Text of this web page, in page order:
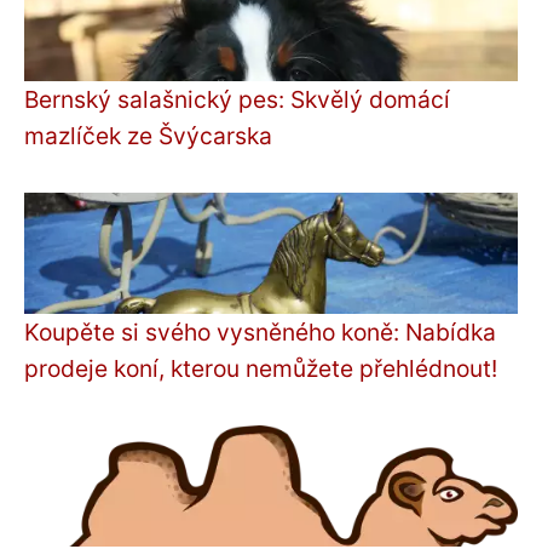
Bernský salašnický pes: Skvělý domácí
mazlíček ze Švýcarska
Koupěte si svého vysněného koně: Nabídka
prodeje koní, kterou nemůžete přehlédnout!